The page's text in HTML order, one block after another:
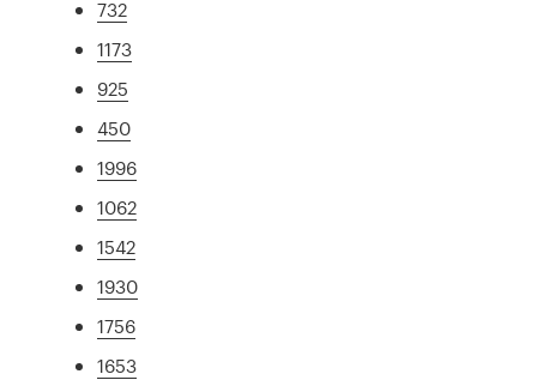
732
1173
925
450
1996
1062
1542
1930
1756
1653